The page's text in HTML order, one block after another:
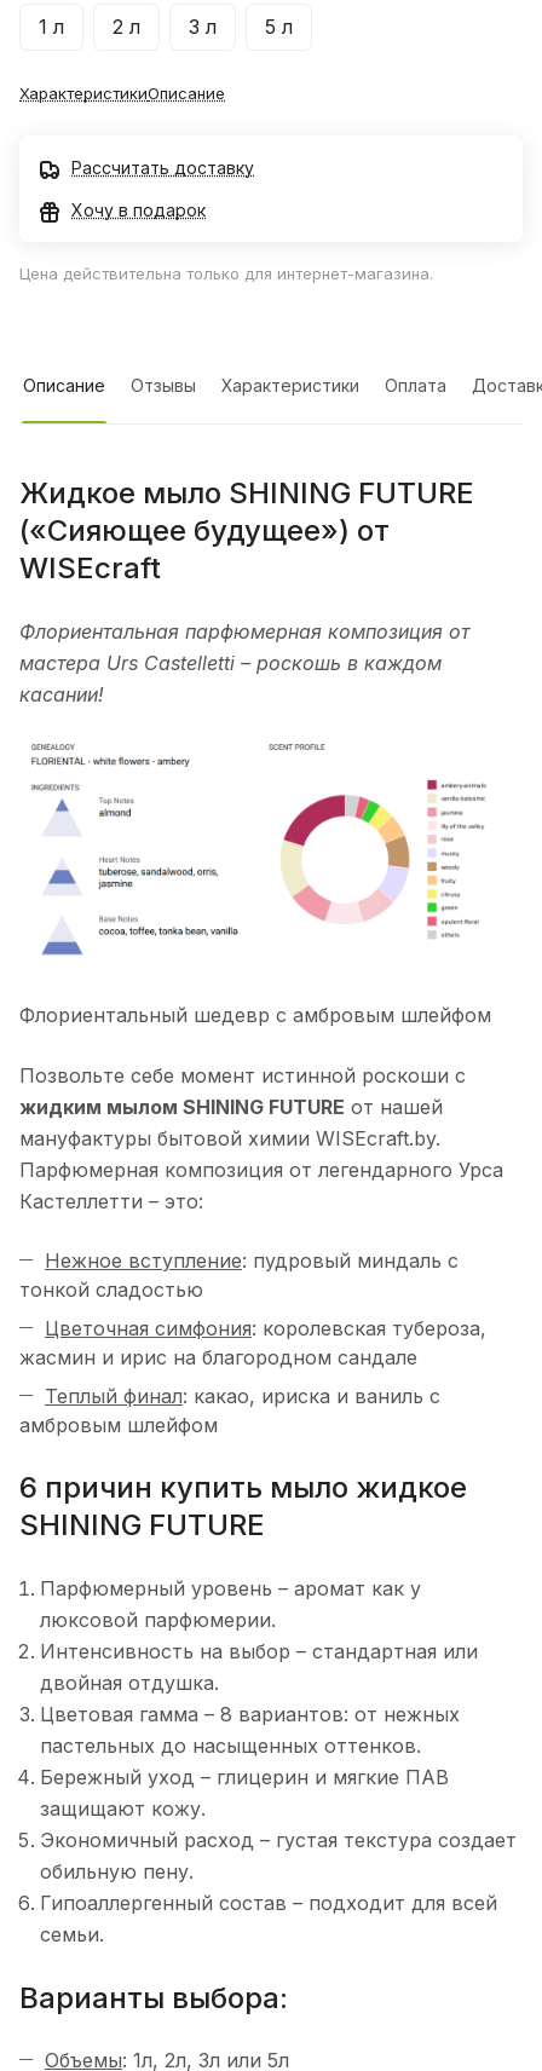
1 л 2 л 3 л 5 л
ХарактеристикиОписание
Рассчитать доставку
Хочу в подарок
Цена действительна только для интернет-магазина.
Описание Отзывы Характеристики Оплата
Жидкое мыло SHINING FUTURE
(«Сияющее будущее») от
WISEcraft
Флориентальная парфюмерная композиция от
мастера Urs Castelletti – роскошь в каждом
касании!
Флориентальный шедевр с амбровым шлейфом
Позвольте себе момент истинной роскоши с
жидким мылом SHINING FUTURE от нашей
мануфактуры бытовой химии WISEcraft.by.
Парфюмерная композиция от легендарного Урса
Кастеллетти – это:
Нежное вступление: пудровый миндаль с
тонкой сладостью
Цветочная симфония: королевская тубероза,
жасмин и ирис на благородном сандале
Теплый финал: какао, ириска и ваниль с
амбровым шлейфом
6 причин купить мыло жидкое
SHINING FUTURE
Парфюмерный уровень – аромат как у
люксовой парфюмерии.
Интенсивность на выбор – стандартная или
двойная отдушка.
Цветовая гамма – 8 вариантов: от нежных
пастельных до насыщенных оттенков.
Бережный уход – глицерин и мягкие ПАВ
защищают кожу.
Экономичный расход – густая текстура создает
обильную пену.
Гипоаллергенный состав – подходит для всей
семьи.
Варианты выбора:
Объемы: 1л, 2л, 3л или 5л